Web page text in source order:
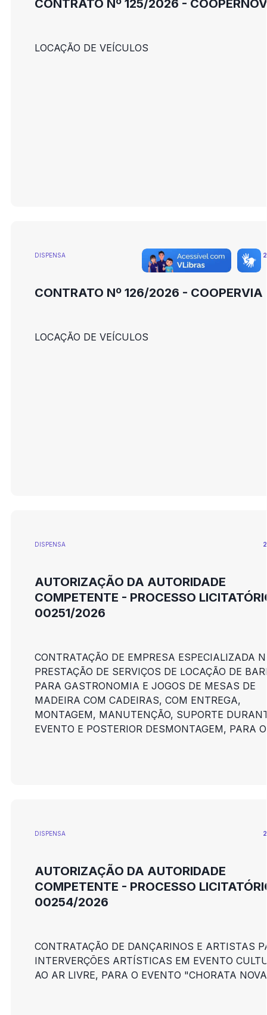
CONTRATO Nº 125/2026 -
LOCAÇÃO DE VEÍCULOS
DISPENSA
CONTRATO Nº 126/2026 - COOPERVIA
LOCAÇÃO DE VEÍCULOS
DISPENSA
AUTORIZAÇÃO DA AUTORIDADE
COMPETENTE - PROCESSO
00251/2026
CONTRATAÇÃO DE EMPRESA ESPECIALIZADA
PRESTAÇÃO DE SERVIÇOS DE LOCAÇÃO DE
PARA GASTRONOMIA E JOGOS DE MESAS DE
MADEIRA COM CADEIRAS, COM ENTREGA,
MONTAGEM, MANUTENÇÃO, SUPORTE
EVENTO E POSTERIOR DESMONTAGEM, PARA O
DISPENSA
AUTORIZAÇÃO DA AUTORIDADE
COMPETENTE - PROCESSO
00254/2026
CONTRATAÇÃO DE DANÇARINOS E ARTISTAS
INTERVERÇÕES ARTÍSTICAS EM EVENTO
AO AR LIVRE, PARA O EVENTO "CHORATA